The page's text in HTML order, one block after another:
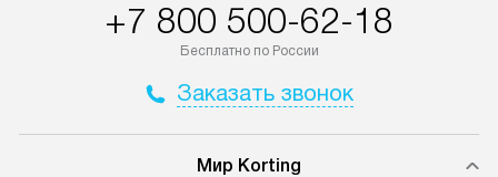
+7 800 500-62-18
Бесплатно по России
Заказать звонок
Мир Korting